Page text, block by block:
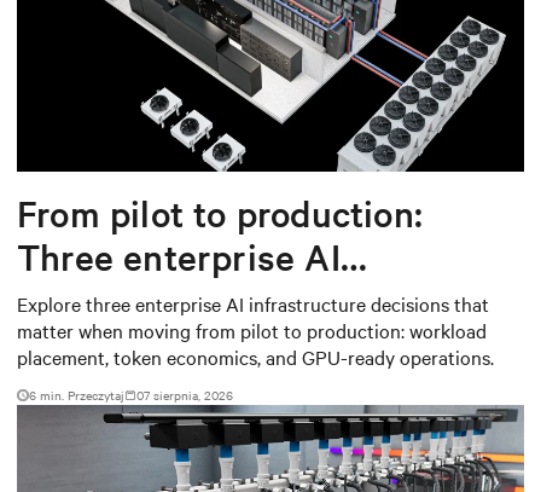
From pilot to production:
Three enterprise AI
infrastructure decisions that
matter
Explore three enterprise AI infrastructure decisions that
matter when moving from pilot to production: workload
placement, token economics, and GPU-ready operations.
6 min. Przeczytaj 07 sierpnia, 2026